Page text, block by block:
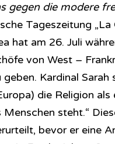
gegen die modere
Tageszeitung „La
hat am 26. Juli
von West –
Kardinal Sarah
die Religion
steht.“
bevor er eine